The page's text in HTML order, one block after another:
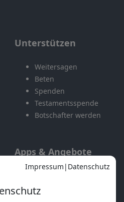
Unterstützen
Weitersagen
Beten
Spenden
Testamentsspende
Botschafter werden
Apps & Angebote
Mobile App